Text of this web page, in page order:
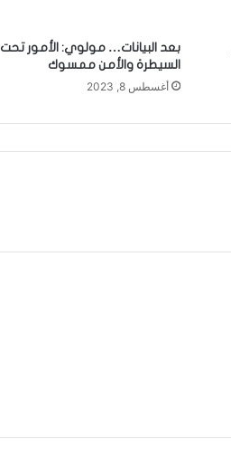
بعد البيانات… مولوي: الأمور تحت
السيطرة والأمن ممسوك
أغسطس 8, 2023